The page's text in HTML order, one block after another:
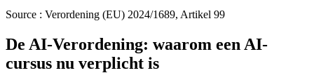
Source : Verordening (EU) 2024/1689, Artikel 99
De AI-Verordening: waarom een AI-
cursus nu verplicht is